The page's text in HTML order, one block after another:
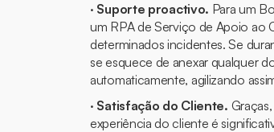
· Suporte proactivo. Para um
um RPA de Serviço de Apoio ao
determinados incidentes. Se
se esquece de anexar qualquer
automaticamente, agilizando
· Satisfação do Cliente.
experiência do cliente é